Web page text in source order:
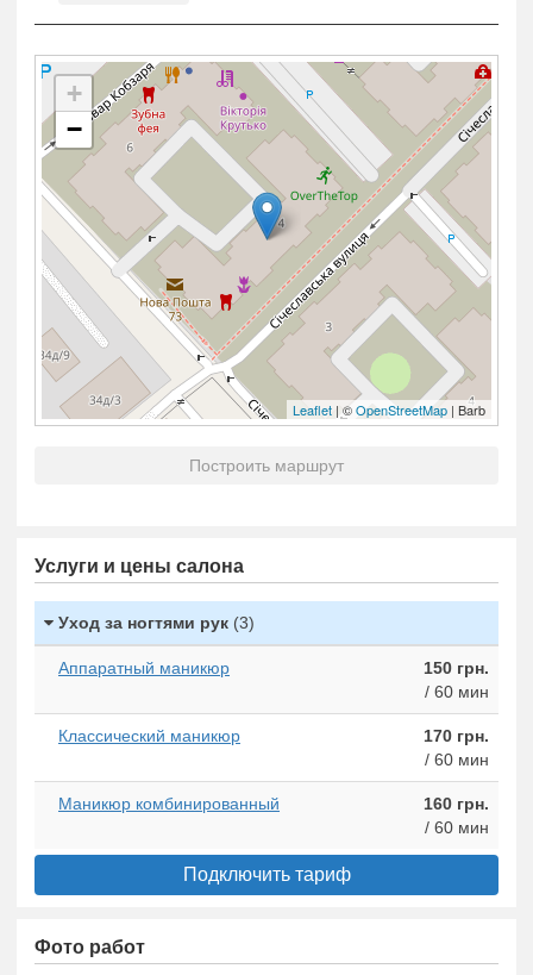
+
−
Leaflet | ©OpenStreetMap | Barb
Построить маршрут
Услуги и цены салона
Уход за ногтями рук (3)
Аппаратный маникюр
150 грн.
/ 60 мин
Классический маникюр
170 грн.
/ 60 мин
Маникюр комбинированный
160 грн.
/ 60 мин
Подключить тариф
Фото работ